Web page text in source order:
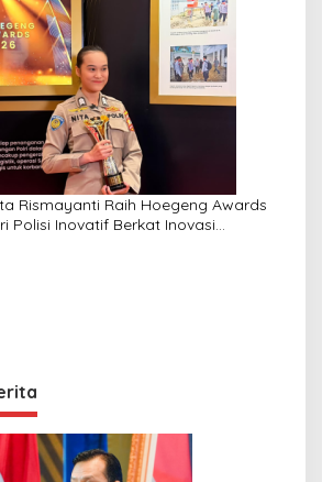
Rismayanti Raih Hoegeng Awards
Polisi Inovatif Berkat Inovasi